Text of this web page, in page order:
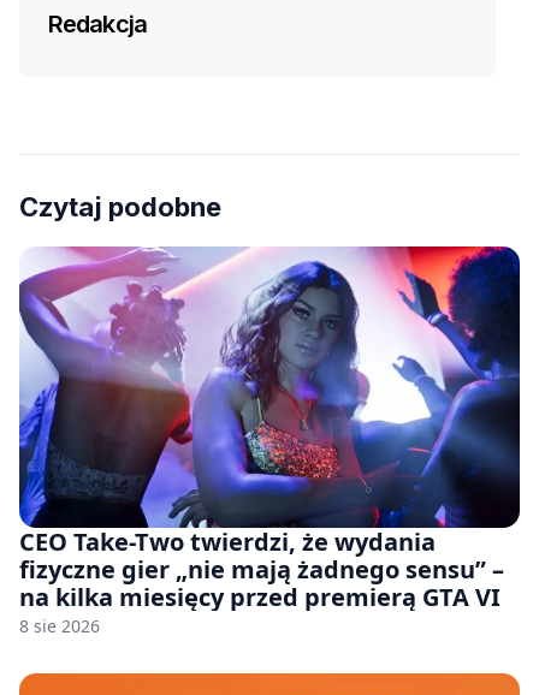
Redakcja
Czytaj podobne
CEO Take-Two twierdzi, że wydania
fizyczne gier „nie mają żadnego sensu” –
na kilka miesięcy przed premierą GTA VI
8 sie 2026